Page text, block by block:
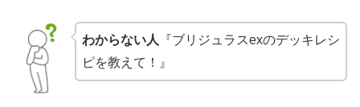
わからない人 『ブリジュラスexのデッキレシ
ピを教えて！』